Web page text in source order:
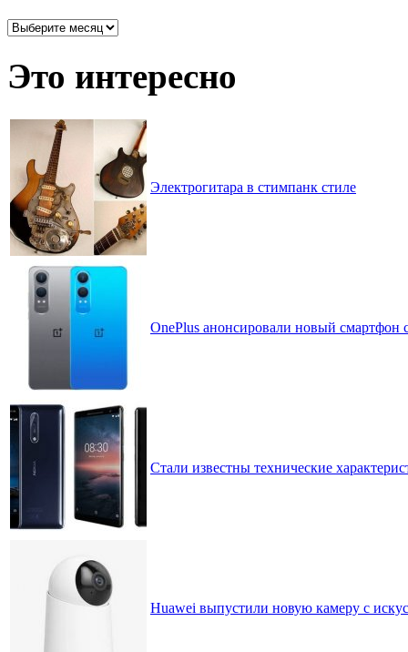
Архив
месяцам
Это интересно
Электрогитара в стимпанк стиле
OnePlus анонсировали новый смартфон
Стали известны технические
Huawei выпустили новую камеру с